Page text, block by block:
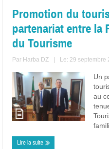
Promotion du
partenariat entre la
du Tourisme
Par Harba DZ Le: 29 septembre
Un
au
Lire la suite